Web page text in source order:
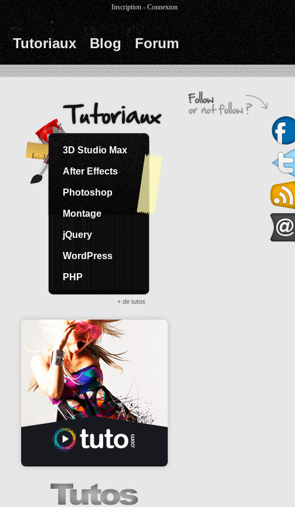
Tutoriaux Blog Forum
Inscription -Connexion
3D Studio Max
After Effects
Photoshop
Montage
jQuery
WordPress
PHP
+ de tutos